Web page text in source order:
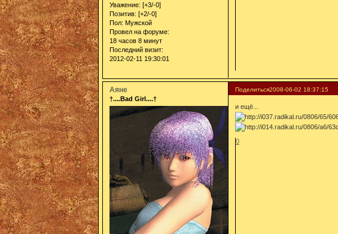
Уважение: [+3/-0]
Позитив: [+2/-0]
Пол: Мужской
Провел на форуме:
18 часов 8 минут
Последний визит:
2012-02-11 19:30:01
Поделиться2008-06-02 18:37:15
Аяне
†....Bad Girl....†
и ещё...
0